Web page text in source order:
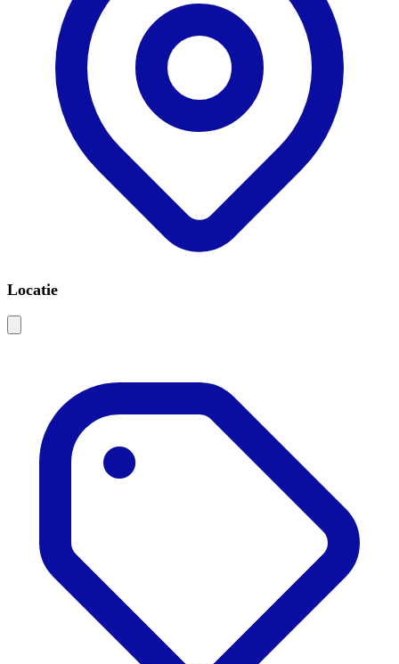
Locatie